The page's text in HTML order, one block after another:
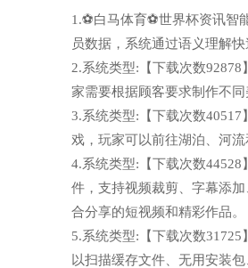
1.⚽白马体育⚽世界杯资讯智
员数据，系统通过语义理解
2.系统类型:【下载次数
家需要根据顾客要求制作不
3.系统类型:【下载次数40517
戏，玩家可以前往湖泊、河
4.系统类型:【下载次数44528
件，支持视频裁剪、字幕添
合分享的短视频和精彩作品。
5.系统类型:【下载次数
以扫描缓存文件、无用安装